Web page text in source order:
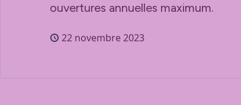
ouvertures annuelles maximum.
22 novembre 2023